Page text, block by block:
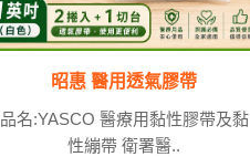
昭惠 醫用透氣膠帶
品名:YASCO 醫療用黏性膠帶及黏
性繃帶 衛署醫..